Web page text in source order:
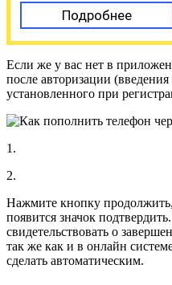
Подробнее
Если же у вас нет в
после авторизации (введения
установленного при
1.
2.
Нажмите кнопку
появится значок
свидетельствовать о
так же как и в онлайн
сделать автоматическим.